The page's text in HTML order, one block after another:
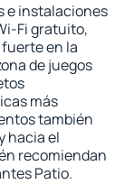
e instalaciones
Fi gratuito,
en la
de juegos
más
también
hacia el
recomiendan
Patio.